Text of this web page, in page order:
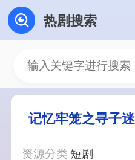
热剧搜索
记忆牢笼之寻子
资源分类 短剧